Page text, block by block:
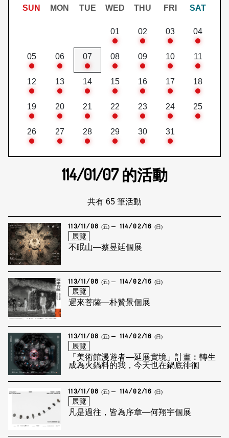
SUN MON TUE WED THU FRI SAT
01 02 03 04
05 06 07 08 09 10 11
12 13 14 15 16 17 18
19 20 21 22 23 24 25
26 27 28 29 30 31
114/01/07的活動
共有 65 筆活動
113/11/08 (五) 114/02/16 (日)
展覽
不眠山—蔡昱廷個展
113/11/08 (五) 114/02/16 (日)
展覽
遲來菩薩—朴贊景個展
113/11/08 (五) 114/02/16 (日)
展覽
「美術館漫遊者—延展實境」計畫︰轉生
成為火鍋料的我，今天也在鍋底徘徊
113/11/08 (五) 114/02/16 (日)
展覽
凡是過往，皆為序章—何翔宇個展